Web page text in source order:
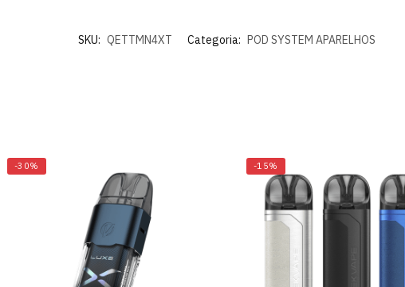
SKU: QETTMN4XT Categoria: POD SYSTEM APARELHOS
-30% -15%